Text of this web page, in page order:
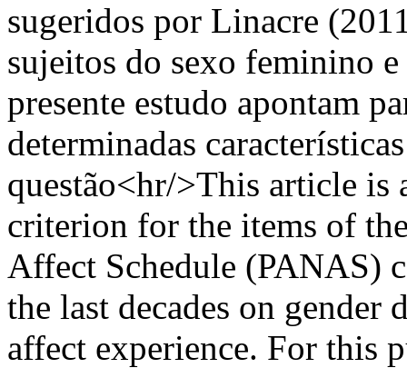
sugeridos por Linacre
sujeitos do sexo feminino
presente estudo apontam
determinadas
questão<hr/>This article
criterion for the items of
Affect Schedule (PANAS)
the last decades on gender
affect experience. For this